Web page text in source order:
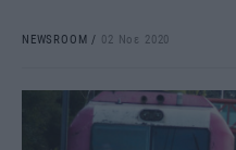
NEWSROOM / 02 Νοε 2020